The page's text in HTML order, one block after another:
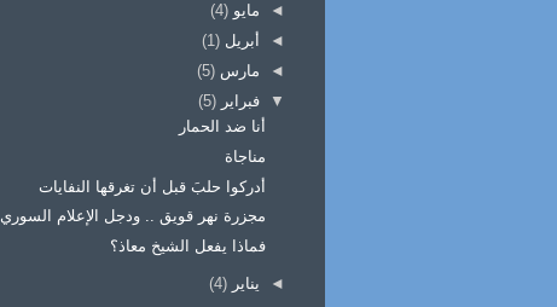
◄ مايو (4)
◄
أبريل (1)
◄ مارس (5)
▼ فبراير (5)
أنا ضد الحمار
مناجاة
أدركوا حلبَ قبل أن تغرقها النفايات
مجزرة نهر قويق .. ودجل الإعلام السوري
فماذا يفعل الشيخ معاذ؟
◄ يناير (4)